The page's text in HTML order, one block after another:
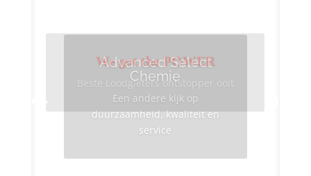
Advanced Select
Chemie
Een andere kijk op
duurzaamheid, kwaliteit en
service
We got the POWER
Beste Loodgieters ontstopper ooit